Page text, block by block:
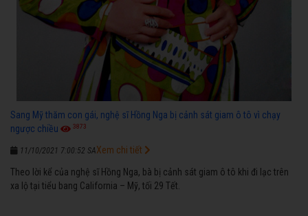
Sang Mỹ thăm con gái, nghệ sĩ Hồng Nga bị cảnh sát giam ô tô vì chạy
ngược chiều
3873
11/10/2021 7:00:52 SA
Theo lời kể của nghệ sĩ Hồng Nga, bà bị cảnh sát giam ô tô khi đi lạc trên
xa lộ tại tiểu bang California – Mỹ, tối 29 Tết.
Xem chi tiết